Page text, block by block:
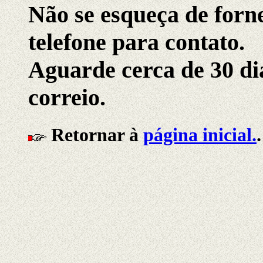
Não se esqueça de
telefone para contato.
Aguarde cerca de 30
correio.
Retornar àpágina inicial..